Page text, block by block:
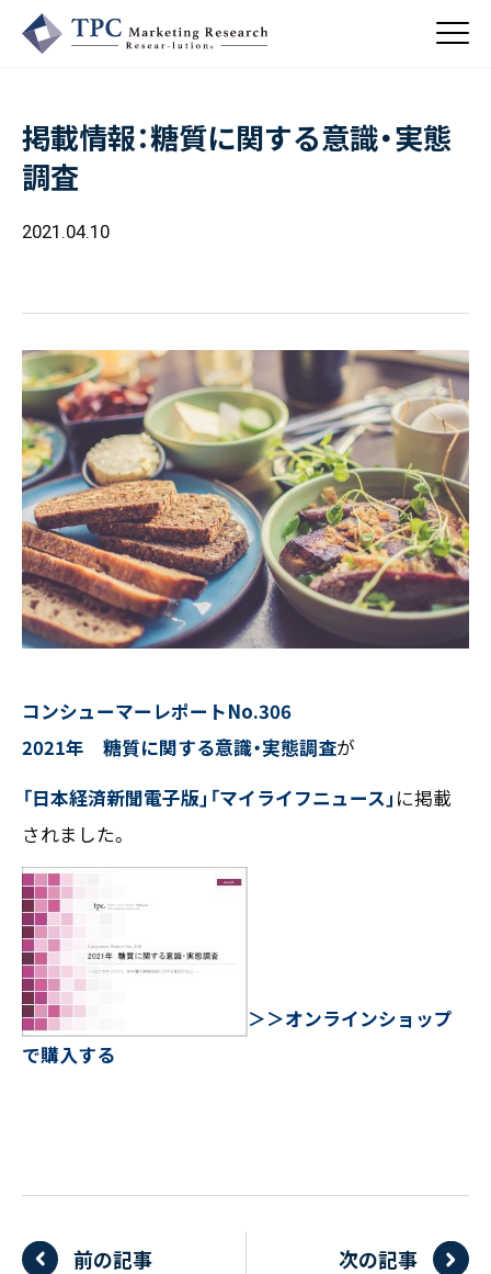
TPCマーケティングリサーチ株式会社
〒550-0013
大阪市西区新町2-4-2 なにわ筋SIAビル［
Mail form
［ 24時間受付中 ］
About Us
会社概要・沿革
Business
- 市場調査
- 競合調査
- アンケート調査
- クイックリサーチ
自主企画調査
お客様の声
Online Shop
Beauty & Cosmetics
Health & Food
Pharmaceuticals & Medical
Chemical & Life Sciences
Topics ／ トピックス
ALL
お知らせ
新刊情報
掲載情報
Newsletter
インタビュー
セミナー情報
Recruit ／ 採用情報
採用TOP
- 求める人物像
- 人事育成システム
- 先輩社員の声
- エントリー一覧
Contents ／ 事業紹介
お問い合わせ
情報セキュリティ基本方針
プライバシーポリシー
掲載情報：糖質に関する意識・実態
調査
2021.04.10
コンシューマーレポートNo.306
2021年 糖質に関する意識・実態調査が
「日本経済新聞電子版」 「マイライフニュース」 に掲載
されました。
＞＞オンラインショップ
で購入する
前の記事 次の記事